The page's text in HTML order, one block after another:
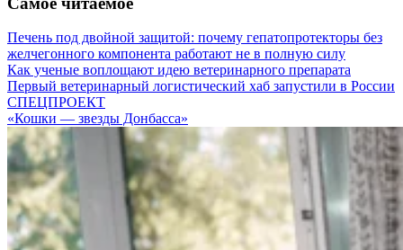
Печень под двойной защитой: почему гепатопротекторы без
желчегонного компонента работают не в полную силу
Как ученые воплощают идею ветеринарного препарата
Первый ветеринарный логистический хаб запустили в России
СПЕЦПРОЕКТ
«Кошки — звезды Донбасса»